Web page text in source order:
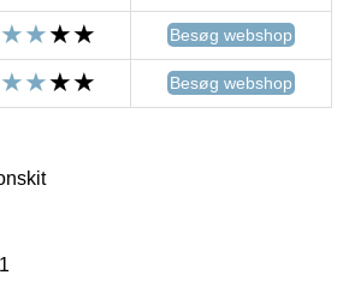
Besøg webshop
Besøg webshop